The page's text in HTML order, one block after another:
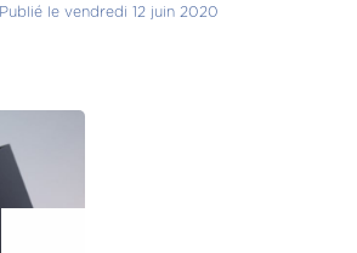
Publié le vendredi 12 juin 2020